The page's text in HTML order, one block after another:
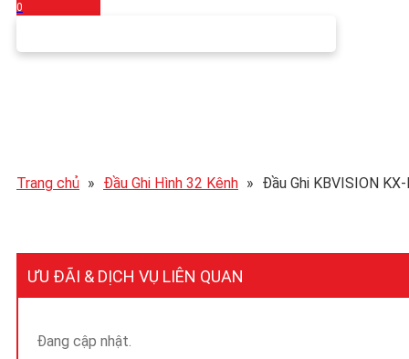
0
Trang chủ » Đầu Ghi Hình 32 Kênh » Đầu Ghi KBVISION
ƯU ĐÃI & DỊCH VỤ LIÊN QUAN
Đang cập nhật.